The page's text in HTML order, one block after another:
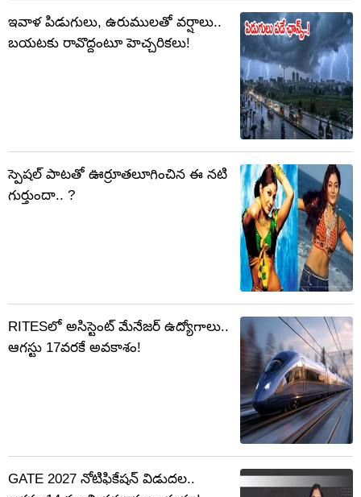
ఇవాళ పిడుగులు, ఉరుములతో వర్షాలు..
బయటకు రావొద్దంటూ హెచ్చరికలు!
స్పెషల్ పాటతో ఊర్రూతలూగించిన ఈ నటి
గుర్తుందా.. ?
RITESలో అసిస్టెంట్ మేనేజర్‌ ఉద్యోగాలు..
ఆగస్టు 17వరకే అవకాశం!
GATE 2027 నోటిఫికేషన్‌ విడుదల..